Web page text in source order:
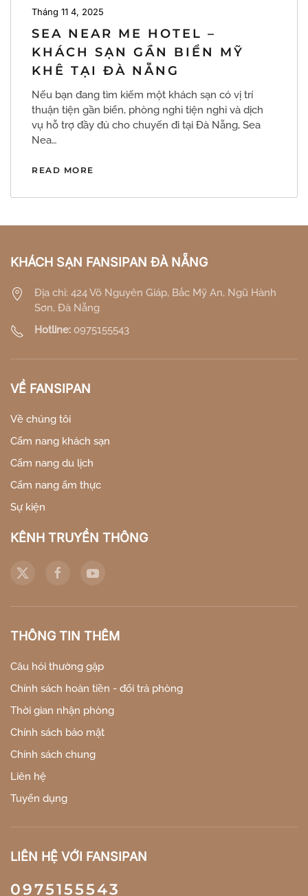
Tháng 11 4, 2025
SEA NEAR ME HOTEL –
KHÁCH SẠN GẦN BIỂN MỸ
KHÊ TẠI ĐÀ NẴNG
Nếu bạn đang tìm kiếm một khách sạn có vị trí
thuận tiện gần biển, phòng nghỉ tiện nghi và dịch
vụ hỗ trợ đầy đủ cho chuyến đi tại Đà Nẵng, Sea
Nea…
READ MORE
KHÁCH SẠN FANSIPAN ĐÀ NẴNG
Địa chỉ: 424 Võ Nguyên Giáp, Bắc Mỹ An, Ngũ Hành
Sơn, Đà Nẵng
Hotline: 0975155543
VỀ FANSIPAN
Về chúng tôi
Cẩm nang khách sạn
Cẩm nang du lịch
Cẩm nang ẩm thực
Sự kiện
KÊNH TRUYỀN THÔNG
THÔNG TIN THÊM
Câu hỏi thường gặp
Chính sách hoàn tiền - đổi trả phòng
Thời gian nhận phòng
Chính sách bảo mật
Chính sách chung
Liên hệ
Tuyển dụng
LIÊN HỆ VỚI FANSIPAN
0975155543